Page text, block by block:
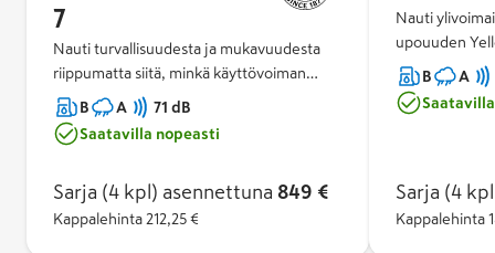
7
Nauti turvallisuudesta ja mukavuudesta
riippumatta siitä, minkä käyttövoiman
valitset. Koe ennenkokematon
käsiteltävyys märällä ja kuivalla tiellä. Voit
luottaa turvalliseen jarrutukseen heti
ansiosta.
B A
71 dB
Saatavilla nopeasti
Sarja (4 kpl) asennettuna 849 €
Kappalehinta 212,25 €
Nauti
upouuden
ansiosta.
vakuuttava
B
A
Sarja (4
Kappalehinta